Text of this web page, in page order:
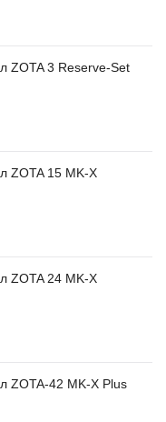
ZOTA 3 Reserve-Set
ZOTA 15 MK-X
ZOTA 24 MK-X
ZOTA-42 MK-X Plus